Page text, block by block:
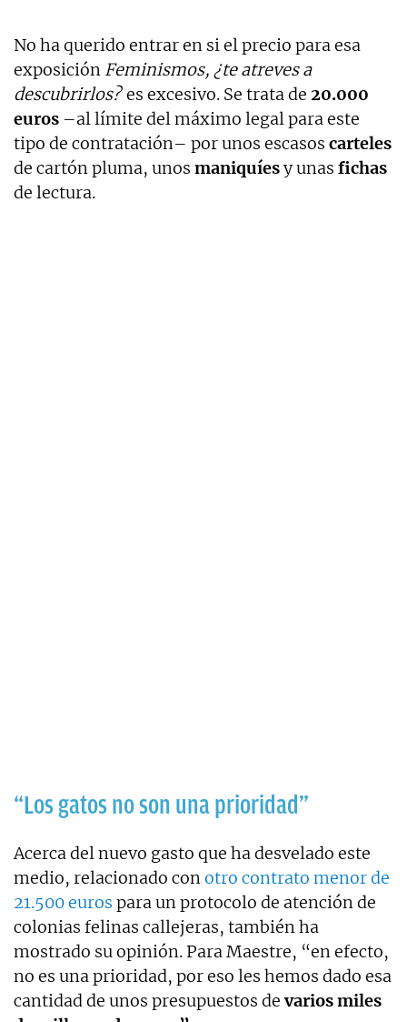
No ha querido entrar en si el precio para esa
exposición Feminismos, ¿te atreves a
descubrirlos?es excesivo. Se trata de 20.000
euros –al límite del máximo legal para este
tipo de contratación– por unos escasos carteles
de cartón pluma, unos maniquíesy unas fichas
de lectura.
“Los gatos no son una prioridad”
Acerca del nuevo gasto que ha desvelado este
medio, relacionado conotro contrato menor de
21.500 euros para un protocolo de atención de
colonias felinas callejeras, también ha
mostrado su opinión. Para Maestre, “en efecto,
no es una prioridad, por eso les hemos dado esa
cantidad de unos presupuestos devarios miles